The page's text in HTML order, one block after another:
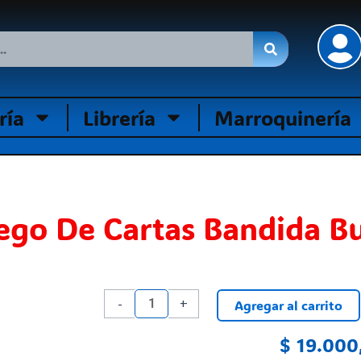
Librería Marroquinería
De Cartas Bandida
$
-
Juego
De
+ Agregar al carrito